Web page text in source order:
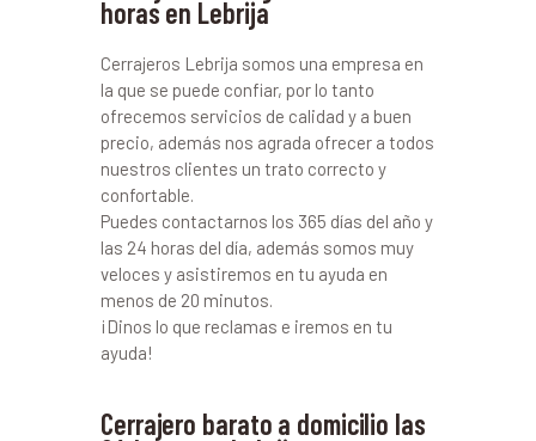
horas en Lebrija
Cerrajeros Lebrija somos una empresa en
la que se puede confiar, por lo tanto
ofrecemos servicios de calidad y a buen
precio, además nos agrada ofrecer a todos
nuestros clientes un trato correcto y
confortable.
Puedes contactarnos los 365 días del año y
las 24 horas del día, además somos muy
veloces y asistiremos en tu ayuda en
menos de 20 minutos.
¡Dinos lo que reclamas e iremos en tu
ayuda!
Cerrajero barato a domicilio las